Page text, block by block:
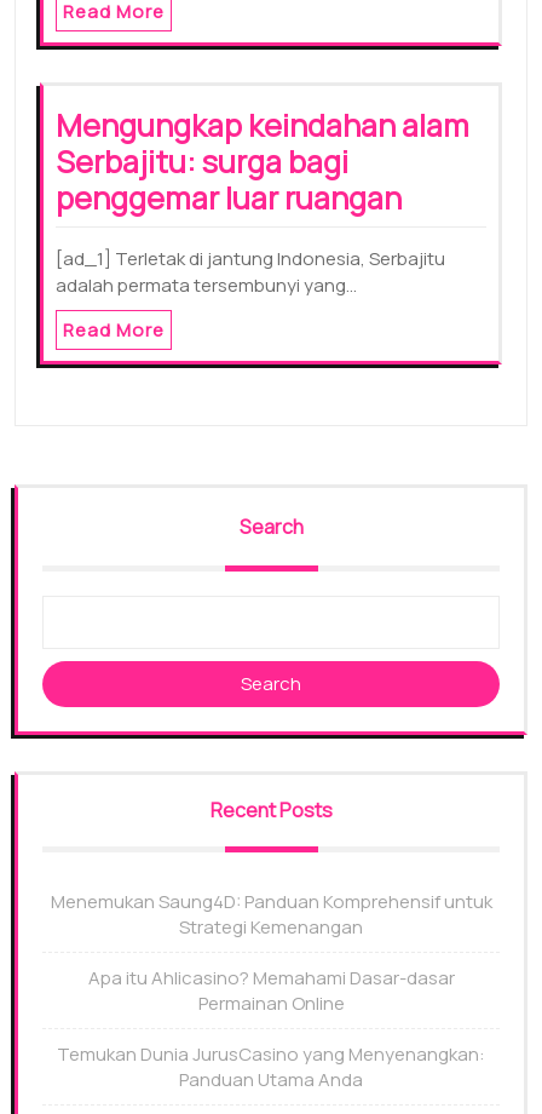
Read More
Mengungkap keindahan alam
Serbajitu: surga bagi
penggemar luar ruangan
[ad_1] Terletak di jantung Indonesia, Serbajitu
adalah permata tersembunyi yang…
Read More
Search
Search
Recent Posts
Menemukan Saung4D: Panduan Komprehensif untuk
Strategi Kemenangan
Apa itu Ahlicasino? Memahami Dasar-dasar
Permainan Online
Temukan Dunia JurusCasino yang Menyenangkan:
Panduan Utama Anda